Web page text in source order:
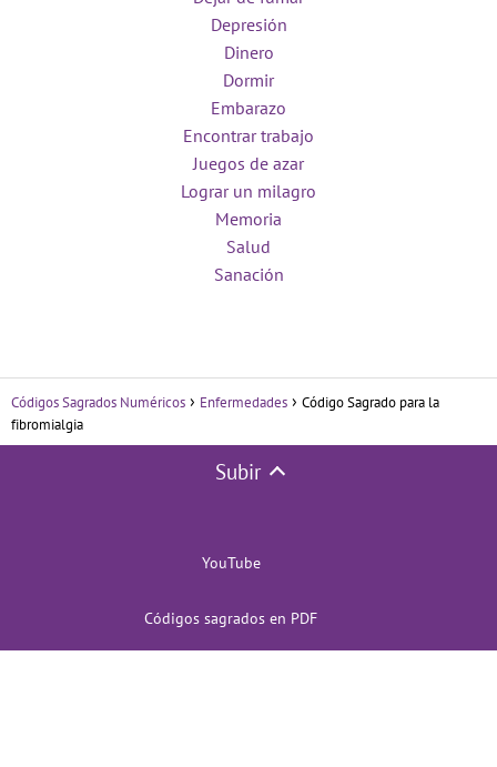
Depresión
Dinero
Dormir
Embarazo
Encontrar trabajo
Juegos de azar
Lograr un milagro
Memoria
Salud
Sanación
Códigos Sagrados Numéricos Enfermedades
Código Sagrado para la
fibromialgia
Subir
YouTube
Códigos sagrados en PDF